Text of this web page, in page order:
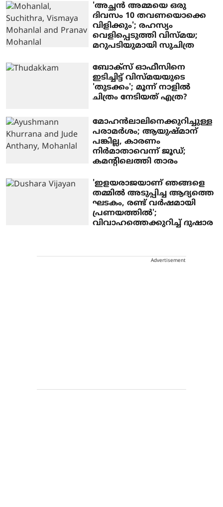
'അച്ഛന്‍ അമ്മയെ ഒരു
ദിവസം 10 തവണയൊക്കെ
വിളിക്കും'; രഹസ്യം
വെളിപ്പെടുത്തി വിസ്മയ;
മറുപടിയുമായി സുചിത്ര
ബോക്‌സ് ഓഫീസിനെ
ഇടിച്ചിട്ട് വിസ്മയയുടെ
'തുടക്കം'; മൂന്ന് നാളില്‍
ചിത്രം നേടിയത് എത്ര?
മോഹന്‍ലാലിനെക്കുറിച്ചുള്ള
പരാമര്‍ശം; ആയുഷ്മാന്
പങ്കില്ല, കാരണം
നിര്‍മാതാവെന്ന് ജൂഡ്;
കമന്റിലെത്തി താരം
'ഇളയരാജയാണ് ഞങ്ങളെ
തമ്മിൽ അടുപ്പിച്ച ആദ്യത്തെ
ഘടകം, രണ്ട് വർഷമായി
പ്രണയത്തിൽ';
വിവാഹത്തെക്കുറിച്ച് ദുഷാര
Advertisement